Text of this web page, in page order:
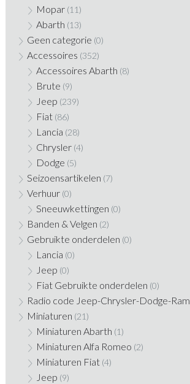
Mopar (11)
Abarth (13)
Geen categorie (0)
Accessoires (352)
Accessoires Abarth (8)
Brute (9)
Jeep (239)
Fiat (86)
Lancia (28)
Chrysler (4)
Dodge (5)
Seizoensartikelen (7)
Verhuur (0)
Sneeuwkettingen (0)
Banden & Velgen (2)
Gebruikte onderdelen (0)
Lancia (0)
Jeep (0)
Fiat Gebruikte onderdelen (0)
Radio code Jeep-Chrysler-Dodge-Ram
Miniaturen (21)
Miniaturen Abarth (1)
Miniaturen Alfa Romeo (2)
Miniaturen Fiat (4)
Jeep (9)